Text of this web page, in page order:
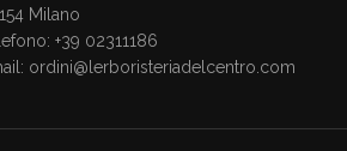
Milano
+39 02311186
ordini@lerboristeriadelcentro.com